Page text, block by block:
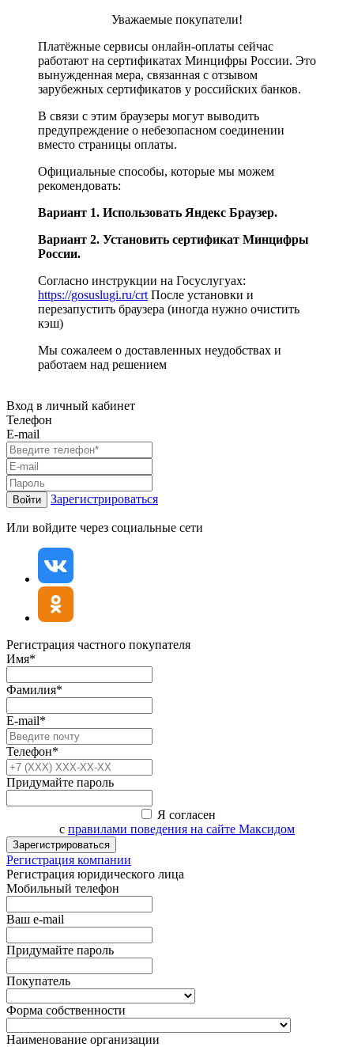
Уважаемые покупатели!
Платёжные сервисы онлайн-оплаты сейчас
работают на сертификатах Минцифры России. Это
вынужденная мера, связанная с отзывом
зарубежных сертификатов у российских банков.
В связи с этим браузеры могут выводить
предупреждение о небезопасном соединении
вместо страницы оплаты.
Официальные способы, которые мы можем
рекомендовать:
Вариант 1. Использовать Яндекс Браузер.
Вариант 2. Установить сертификат Минцифры
России.
Cогласно инструкции на Госуслугуах:
https://gosuslugi.ru/crt После установки и
перезапустить браузера (иногда нужно очистить
кэш)
Мы сожалеем о доставленных неудобствах и
работаем над решением
Вход в личный кабинет
Телефон
E-mail
Войти Зарегистрироваться
Или войдите через социальные сети
Регистрация частного покупателя
Имя*
Фамилия*
E-mail*
Телефон*
Придумайте пароль
Я согласен
с правилами поведения на сайте Максидом
Зарегистрироваться
Регистрация компании
Регистрация юридического лица
Мобильный телефон
Ваш e-mail
Придумайте пароль
Покупатель
Форма собственности
Наименование организации